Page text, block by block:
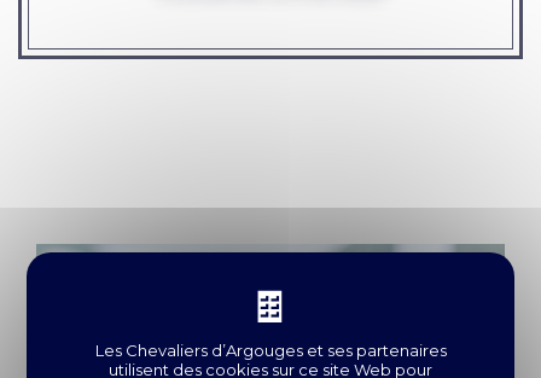
Les Chevaliers d’Argouges et ses partenaires
utilisent des cookies sur ce site Web pour